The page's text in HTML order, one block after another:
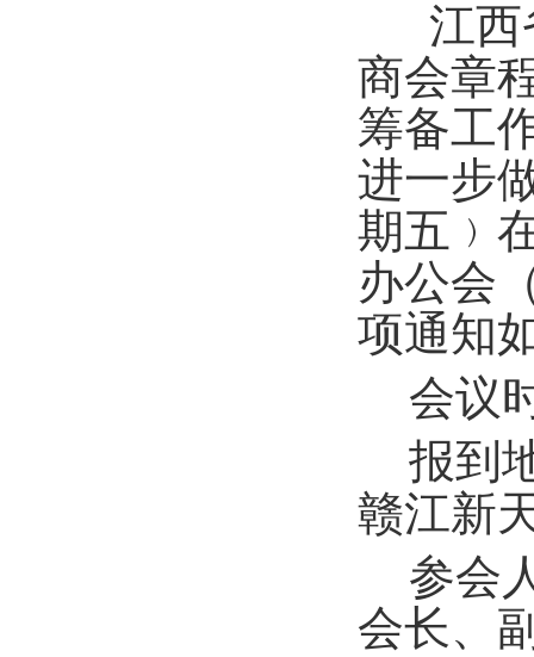
江西
商会章
筹备工
进一步
期五﹚
办公会
项通知
会议
报到
赣江新
参会
会长、